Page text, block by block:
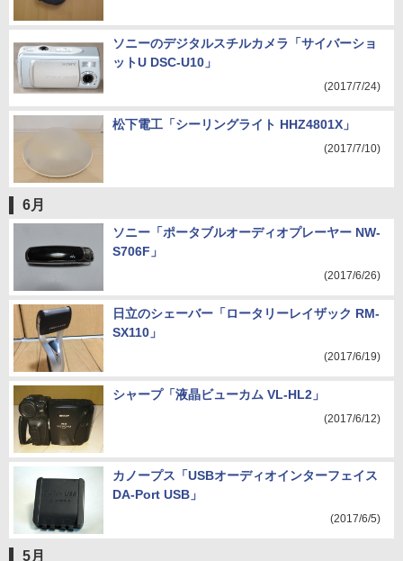
ソニーのデジタルスチルカメラ「サイバーショ
ットU DSC-U10」
(2017/7/24)
松下電工「シーリングライト HHZ4801X」
(2017/7/10)
6月
ソニー「ポータブルオーディオプレーヤー NW-
S706F」
(2017/6/26)
日立のシェーバー「ロータリーレイザック RM-
SX110」
(2017/6/19)
シャープ「液晶ビューカム VL-HL2」
(2017/6/12)
カノープス「USBオーディオインターフェイス
DA-Port USB」
(2017/6/5)
5月